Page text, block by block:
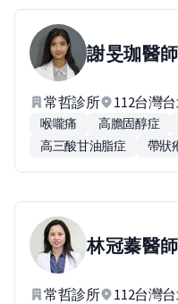
謝旻珈醫師
常哲診所 112台灣
喉嚨痛 高膽固醇症
高三酸甘油脂症
帶狀
林冠蓁醫師
常哲診所 112台灣